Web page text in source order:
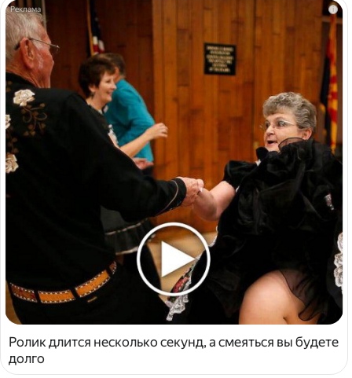
i
Ролик длится несколько секунд, а смеяться вы будете
долго